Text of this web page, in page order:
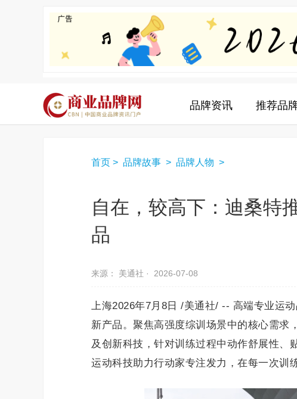
品牌资讯 推荐品
首页 > 品牌故事 > 品牌人物 >
自在，较高下：迪桑特
品
来源： 美通社 · 2026-07-08
上海2026年7月8日 /美通社/ -- 高端专业运
新产品。聚焦高强度综训场景中的核心需求
及创新科技，针对训练过程中动作舒展性、
运动科技助力行动家专注发力，在每一次训